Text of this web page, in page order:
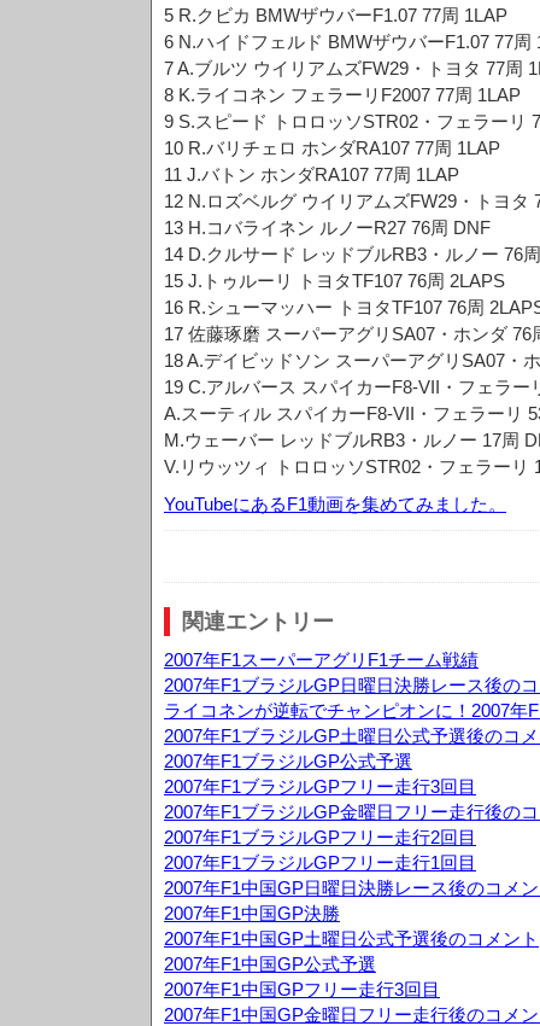
5 R.クビカ BMWザウバーF1.07 77周 1LAP
6 N.ハイドフェルド BMWザウバーF1.07 77周
7 A.ブルツ ウイリアムズFW29・トヨタ 77周
8 K.ライコネン フェラーリF2007 77周 1LAP
9 S.スピード トロロッソSTR02・フェラーリ
10 R.バリチェロ ホンダRA107 77周 1LAP
11 J.バトン ホンダRA107 77周 1LAP
12 N.ロズベルグ ウイリアムズFW29・トヨタ
13 H.コバライネン ルノーR27 76周 DNF
14 D.クルサード レッドブルRB3・ルノー 76
15 J.トゥルーリ トヨタTF107 76周 2LAPS
16 R.シューマッハー トヨタTF107 76周
17 佐藤琢磨 スーパーアグリSA07・ホンダ 76
18 A.デイビッドソン スーパーアグリSA07・
19 C.アルバース スパイカーF8-VII・フェラー
A.スーティル スパイカーF8-VII・フェラーリ
M.ウェーバー レッドブルRB3・ルノー 17周
V.リウッツィ トロロッソSTR02・フェラーリ
YouTubeにあるF1動画を集めてみました。
関連エントリー
2007年F1スーパーアグリF1チーム戦績
2007年F1ブラジルGP日曜日決勝レース後の
ライコネンが逆転でチャンピオンに！2007年
2007年F1ブラジルGP土曜日公式予選後のコ
2007年F1ブラジルGP公式予選
2007年F1ブラジルGPフリー走行3回目
2007年F1ブラジルGP金曜日フリー走行後の
2007年F1ブラジルGPフリー走行2回目
2007年F1ブラジルGPフリー走行1回目
2007年F1中国GP日曜日決勝レース後のコメ
2007年F1中国GP決勝
2007年F1中国GP土曜日公式予選後のコメント
2007年F1中国GP公式予選
2007年F1中国GPフリー走行3回目
2007年F1中国GP金曜日フリー走行後のコメ